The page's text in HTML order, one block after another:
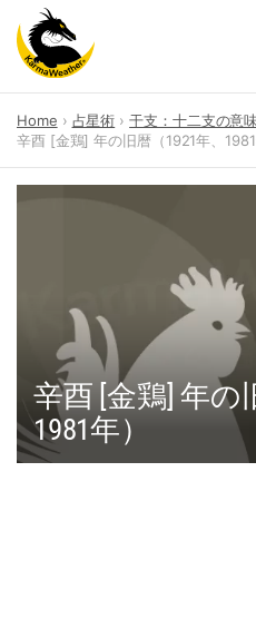
content
Home 占星術
干支：十二支の意
辛酉 [金鶏] 年の旧暦（1921年、1981
辛酉 [金鶏] 年の
1981年）